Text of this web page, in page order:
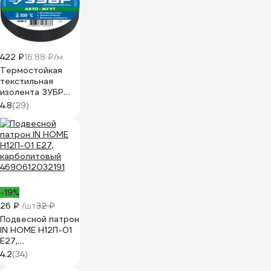
422 ₽16.88 ₽/м
Термостойкая
текстильная
изолента ЗУБР
Авто-Жгут 19 мм х
25 м 1236-2
4.8(29)
-19%
26 ₽ /шт32 ₽
Подвесной патрон
IN HOME Н12П-01
Е27,
карболитовый
4690612032191
4.2(34)